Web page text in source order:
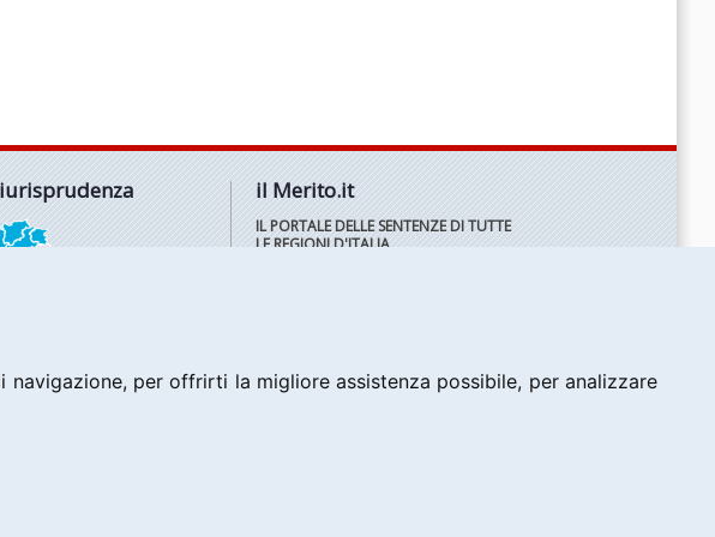
per offrirti la migliore assistenza possibile, per analizzare
il Merito.it
IL PORTALE DELLE SENTENZE DI TUTTE
LE REGIONI D'ITALIA